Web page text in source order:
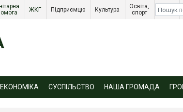
ЖКГ Підприємцю Культура
Освіта,
спорт
Діти
війни
ЕКОНОМІКА СУСПІЛЬСТВО НАША ГРОМАДА